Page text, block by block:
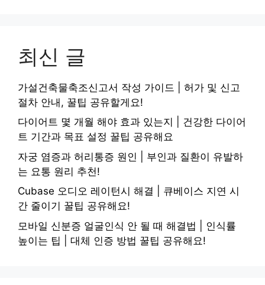
최신 글
가설건축물축조신고서 작성 가이드 | 허가 및 신고
절차 안내, 꿀팁 공유할게요!
다이어트 몇 개월 해야 효과 있는지 | 건강한 다이어
트 기간과 목표 설정 꿀팁 공유해요
자궁 염증과 허리통증 원인 | 부인과 질환이 유발하
는 요통 원리 추천!
Cubase 오디오 레이턴시 해결 | 큐베이스 지연 시
간 줄이기 꿀팁 공유해요!
모바일 신분증 얼굴인식 안 될 때 해결법 | 인식률
높이는 팁 | 대체 인증 방법 꿀팁 공유해요!